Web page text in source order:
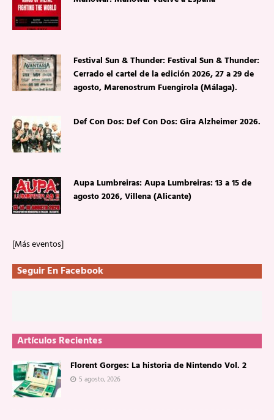
Festival Sun & Thunder: Festival Sun & Thunder:
Cerrado el cartel de la edición 2026, 27 a 29 de
agosto, Marenostrum Fuengirola (Málaga).
Def Con Dos: Def Con Dos: Gira Alzheimer 2026.
Aupa Lumbreiras: Aupa Lumbreiras: 13 a 15 de
agosto 2026, Villena (Alicante)
[Más eventos]
Seguir En Facebook
Artículos Recientes
Florent Gorges: La historia de Nintendo Vol. 2
5 agosto, 2026